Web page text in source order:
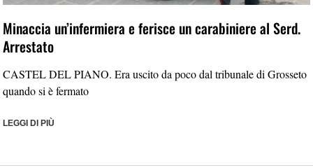
Minaccia un’infermiera e ferisce un carabiniere al Serd.
Arrestato
CASTEL DEL PIANO. Era uscito da poco dal tribunale di Grosseto
quando si è fermato
LEGGI DI PIÙ